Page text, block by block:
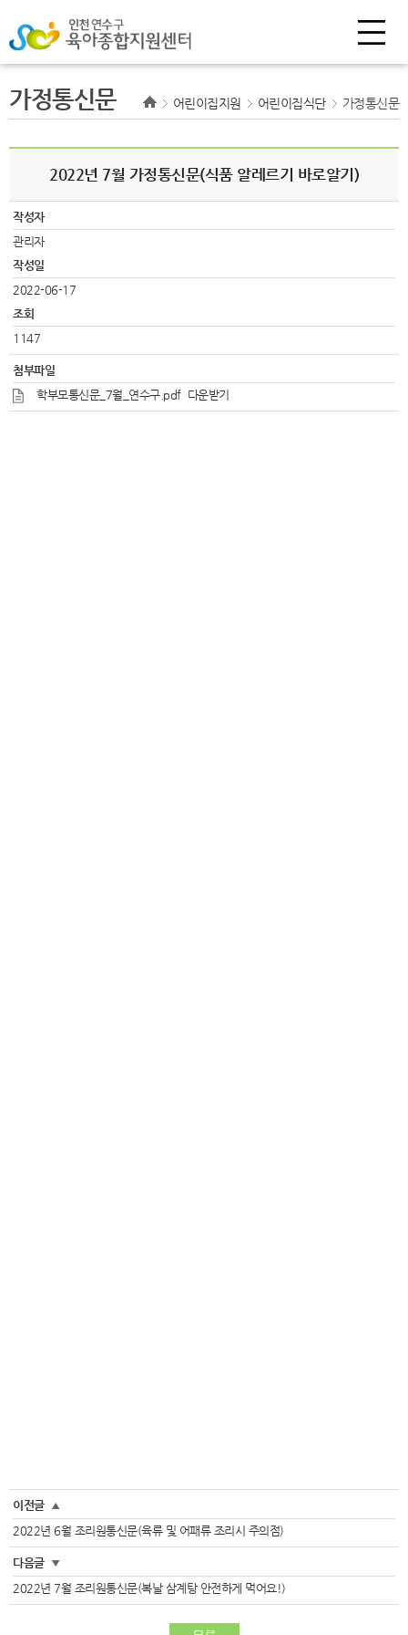
가정통신문 어린이집지원 어린이집식단 가정통신문
2022년 7월 가정통신문(식품 알레르기 바로알기)
작성자
관리자
작성일
2022-06-17
조회
1147
첨부파일
학부모통신문_7월_연수구.pdf 다운받기
이전글 ▲
2022년 6월 조리원통신문(육류 및 어패류 조리시 주의점)
다음글 ▼
2022년 7월 조리원통신문(복날 삼계탕 안전하게 먹어요!)